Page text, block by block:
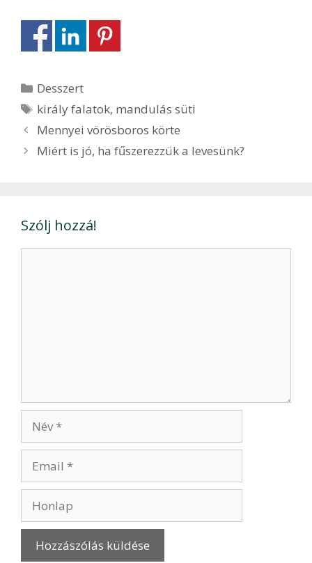
Kategória
Desszert
Címkék
király falatok, mandulás süti
Bejegyzés
navigáció
Mennyei vörösboros körte
Miért is jó, ha fűszerezzük a levesünk?
Szólj hozzá!